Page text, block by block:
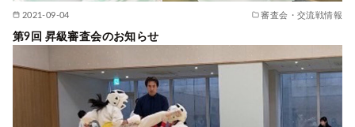
2021-09-04 審査会・交流戦情報
第9回 昇級審査会のお知らせ